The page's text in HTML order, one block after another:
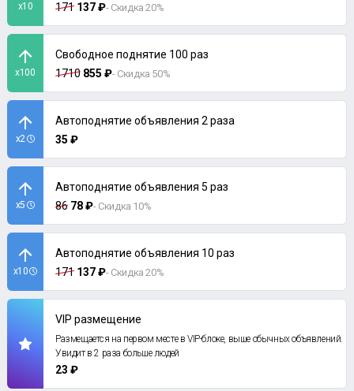
x10
171 137 ₽- Скидка 20%
x100
Свободное поднятие 100 раз
1710 855 ₽- Скидка 50%
x2
Автоподнятие объявления 2 раза
35 ₽
x5
Автоподнятие объявления 5 раз
86 78 ₽- Скидка 10%
x10
Автоподнятие объявления 10 раз
171 137 ₽- Скидка 20%
VIP размещение
Размещается на первом месте в VIP-блоке, выше обычных объявлений.
Увидит в 2 раза больше людей
23 ₽